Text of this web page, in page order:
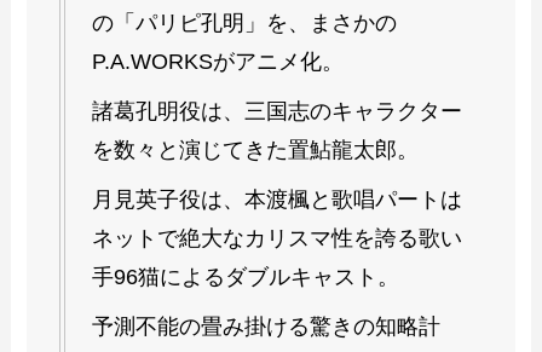
の「パリピ孔明」を、まさかの
P.A.WORKSがアニメ化。
諸葛孔明役は、三国志のキャラクター
を数々と演じてきた置鮎龍太郎。
月見英子役は、本渡楓と歌唱パートは
ネットで絶大なカリスマ性を誇る歌い
手96猫によるダブルキャスト。
予測不能の畳み掛ける驚きの知略計